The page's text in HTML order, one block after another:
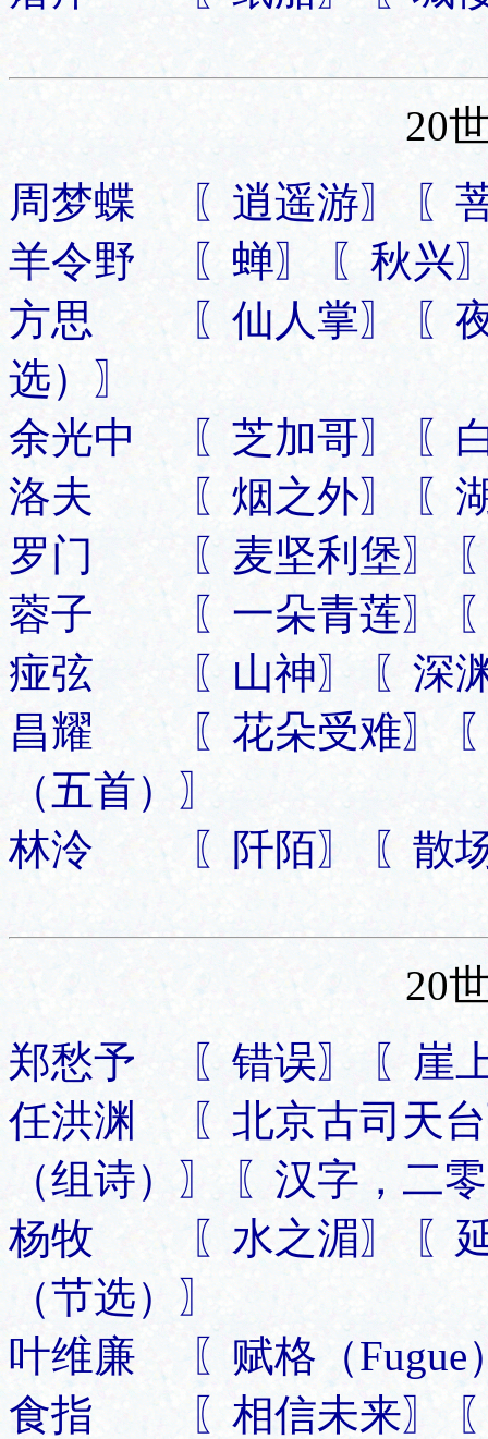
20
周梦蝶 〖逍遥游〗 〖
羊令野 〖蝉〗 〖秋兴
方思 〖仙人掌〗 〖夜
选）〗
余光中 〖芝加哥〗 〖
洛夫 〖烟之外〗 〖湖
罗门 〖麦坚利堡〗 〖
蓉子 〖一朵青莲〗 〖
痖弦 〖山神〗 〖深渊
昌耀 〖花朵受难〗 〖
（五首）〗
林泠 〖阡陌〗 〖散场
20
郑愁予 〖错误〗 〖崖
任洪渊 〖北京古司天台
（组诗）〗 〖汉字，二
杨牧 〖水之湄〗 〖延
（节选）〗
叶维廉 〖赋格（Fugue
食指 〖相信未来〗 〖